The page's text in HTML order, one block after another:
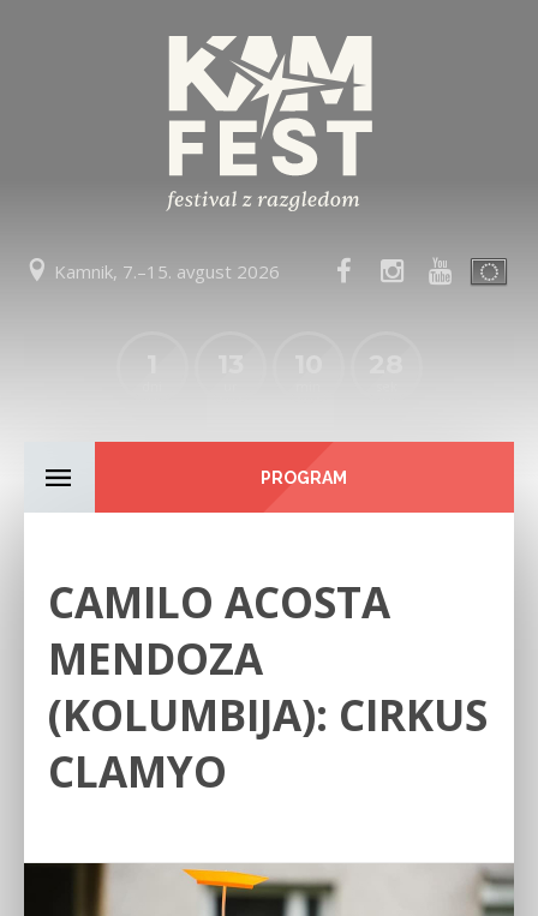
Kamnik, 7.–15. avgust 2026
PROGRAM
CAMILO ACOSTA
MENDOZA
(KOLUMBIJA): CIRKUS
CLAMYO